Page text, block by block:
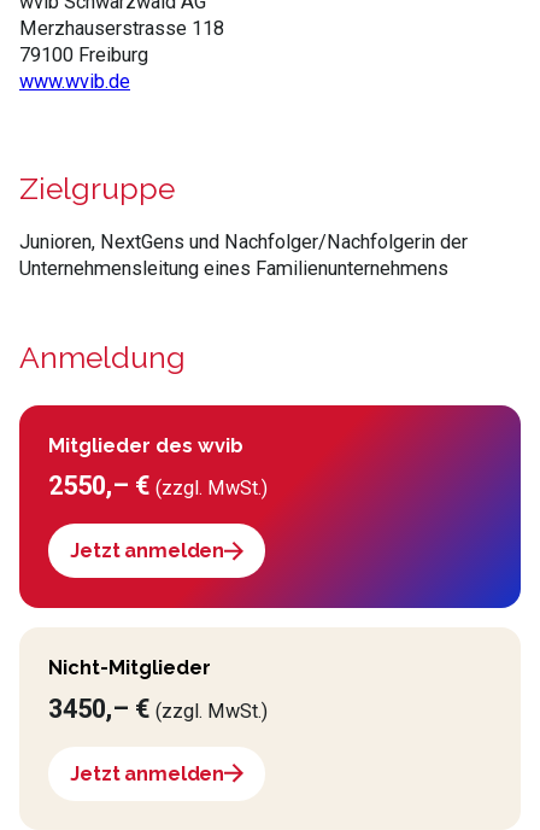
Merzhauserstrasse 118
79100 Freiburg
www.wvib.de
Zielgruppe
Junioren, NextGens und Nachfolger/Nachfolgerin der
Unternehmensleitung eines Familienunternehmens
Anmeldung
Mitglieder des wvib
2550,– €(zzgl. MwSt.)
Jetzt anmelden
Nicht-Mitglieder
3450,– €(zzgl. MwSt.)
Jetzt anmelden